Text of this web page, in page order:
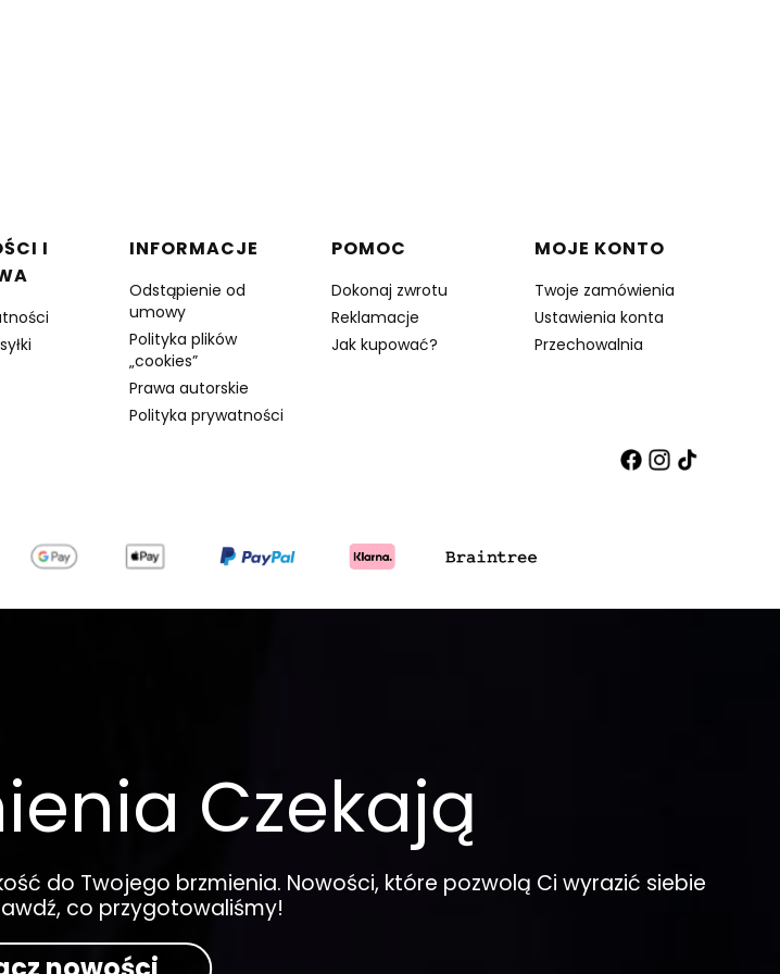
I
INFORMACJE
Odstąpienie od
umowy
Polityka plików
„cookies”
Prawa autorskie
Polityka prywatności
POMOC
Dokonaj zwrotu
Reklamacje
Jak kupować?
MOJE KONTO
Twoje zamówienia
Ustawienia konta
Przechowalnia
Czekają
do Twojego brzmienia. Nowości, które pozwolą Ci wyrazić siebie
co przygotowaliśmy!